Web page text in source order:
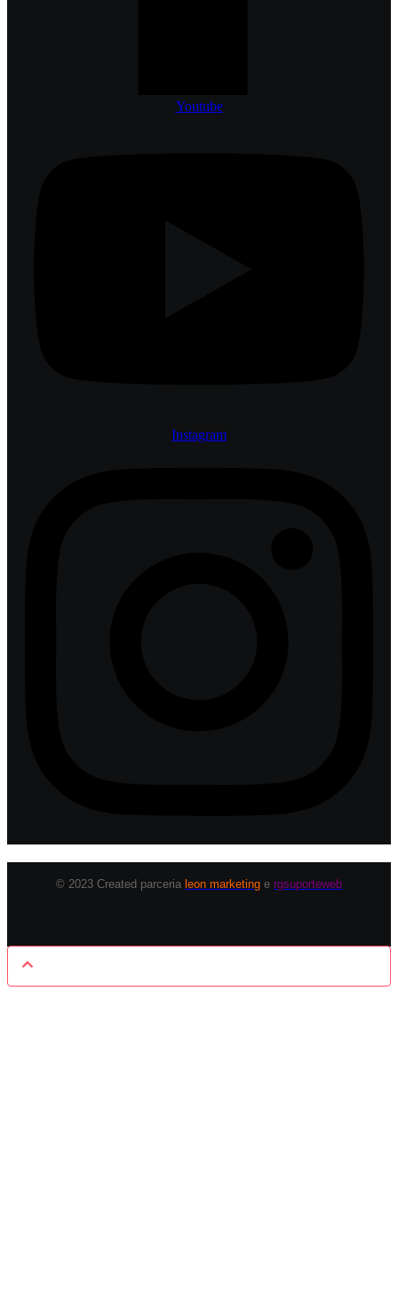
Youtube
Instagram
© 2023 Created parceria leon marketing e rgsuporteweb